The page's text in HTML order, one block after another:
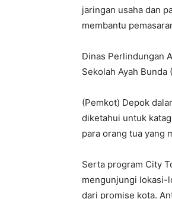
jaringan usaha dan
membantu
Dinas Perlindungan
Sekolah Ayah Bunda
(Pemkot) Depok
diketahui untuk
para orang tua yang
Serta program City
mengunjungi lokasi-
dari promise kota.